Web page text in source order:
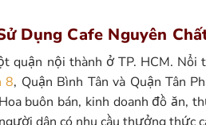
Dụng Cafe Nguyên
quận nội thành ở TP. HCM. Nổi
8, Quận Bình Tân và Quận Tân
buôn bán, kinh doanh đồ ăn,